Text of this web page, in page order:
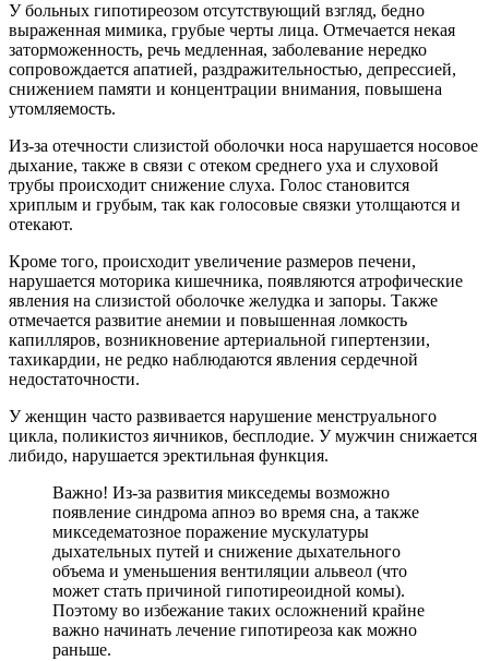
У больных гипотиреозом отсутствующий взгляд, бедно
выраженная мимика, грубые черты лица. Отмечается некая
заторможенность, речь медленная, заболевание нередко
сопровождается апатией, раздражительностью, депрессией,
снижением памяти и концентрации внимания, повышена
утомляемость.
Из-за отечности слизистой оболочки носа нарушается носовое
дыхание, также в связи с отеком среднего уха и слуховой
трубы происходит снижение слуха. Голос становится
хриплым и грубым, так как голосовые связки утолщаются и
отекают.
Кроме того, происходит увеличение размеров печени,
нарушается моторика кишечника, появляются атрофические
явления на слизистой оболочке желудка и запоры. Также
отмечается развитие анемии и повышенная ломкость
капилляров, возникновение артериальной гипертензии,
тахикардии, не редко наблюдаются явления сердечной
недостаточности.
У женщин часто развивается нарушение менструального
цикла, поликистоз яичников, бесплодие. У мужчин снижается
либидо, нарушается эректильная функция.
Важно! Из-за развития микседемы возможно
появление синдрома апноэ во время сна, а также
микседематозное поражение мускулатуры
дыхательных путей и снижение дыхательного
объема и уменьшения вентиляции альвеол (что
может стать причиной гипотиреоидной комы).
Поэтому во избежание таких осложнений крайне
важно начинать лечение гипотиреоза как можно
раньше.